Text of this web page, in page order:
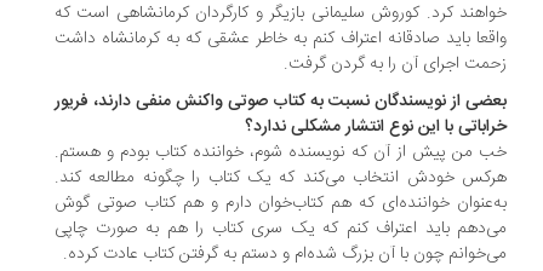
کرد. کوروش سلیمانی بازیگر و کارگردان کرمانشاهی است که
باید صادقانه اعتراف کنم به خاطر عشقی که به کرمانشاه داشت
اجرای آن را به گردن گرفت.
از نویسندگان نسبت به کتاب صوتی واکنش منفی دارند، فریور
با این نوع انتشار مشکلی ندارد؟
من پیش از آن که نویسنده شوم، خواننده کتاب بودم و هستم.
خودش انتخاب می‌کند که یک کتاب را چگونه مطالعه کند.
خواننده‌ای که هم کتاب‌خوان دارم و هم کتاب صوتی گوش
باید اعتراف کنم که یک سری کتاب را هم به صورت چاپی
چون با آن بزرگ شده‌ام و دستم به گرفتن کتاب عادت کرده.